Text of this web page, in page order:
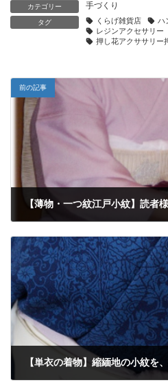
カテゴリー 手づくり
タグ くらげ雑貨店
ハ
レジンアクセサリー
押し花アクササリー
前の記事
【薄物・一つ紋江戸小紋】読者